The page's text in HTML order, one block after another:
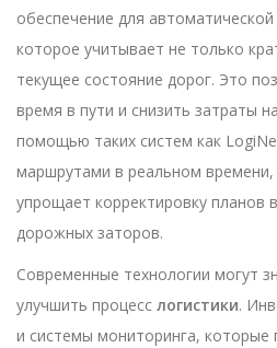
обеспечение для
которое учитывает не только
текущее состояние дорог. Это
время в пути и снизить затраты
помощью таких систем как
маршрутами в реальном времени,
упрощает корректировку планов
дорожных заторов.
Современные технологии могут
улучшить процесс логистики.
и системы мониторинга, которые